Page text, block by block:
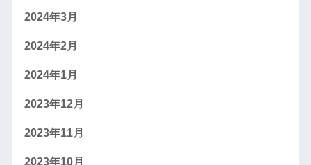
2024年3月
2024年2月
2024年1月
2023年12月
2023年11月
2023年10月